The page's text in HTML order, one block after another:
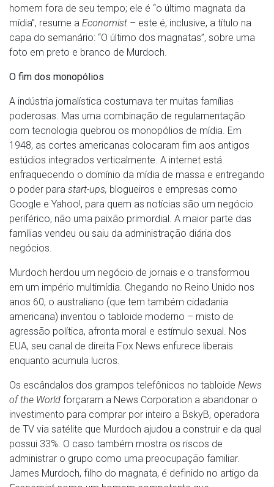
homem fora de seu tempo; ele é “o último magnata da
mídia”, resume a Economist – este é, inclusive, a título na
capa do semanário: “O último dos magnatas”, sobre uma
foto em preto e branco de Murdoch.
O fim dos monopólios
A indústria jornalística costumava ter muitas famílias
poderosas. Mas uma combinação de regulamentação
com tecnologia quebrou os monopólios de mídia. Em
1948, as cortes americanas colocaram fim aos antigos
estúdios integrados verticalmente. A internet está
enfraquecendo o domínio da mídia de massa e entregando
o poder para start-ups, blogueiros e empresas como
Google e Yahoo!, para quem as notícias são um negócio
periférico, não uma paixão primordial. A maior parte das
famílias vendeu ou saiu da administração diária dos
negócios.
Murdoch herdou um negócio de jornais e o transformou
em um império multimídia. Chegando no Reino Unido nos
anos 60, o australiano (que tem também cidadania
americana) inventou o tabloide moderno – misto de
agressão política, afronta moral e estímulo sexual. Nos
EUA, seu canal de direita Fox News enfurece liberais
enquanto acumula lucros.
Os escândalos dos grampos telefônicos no tabloide News
of the World forçaram a News Corporation a abandonar o
investimento para comprar por inteiro a BskyB, operadora
de TV via satélite que Murdoch ajudou a construir e da qual
possui 33%. O caso também mostra os riscos de
administrar o grupo como uma preocupação familiar.
James Murdoch, filho do magnata, é definido no artigo da